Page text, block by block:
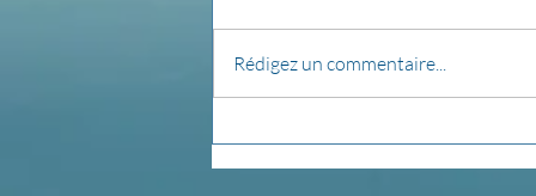
Rédigez un commentaire...